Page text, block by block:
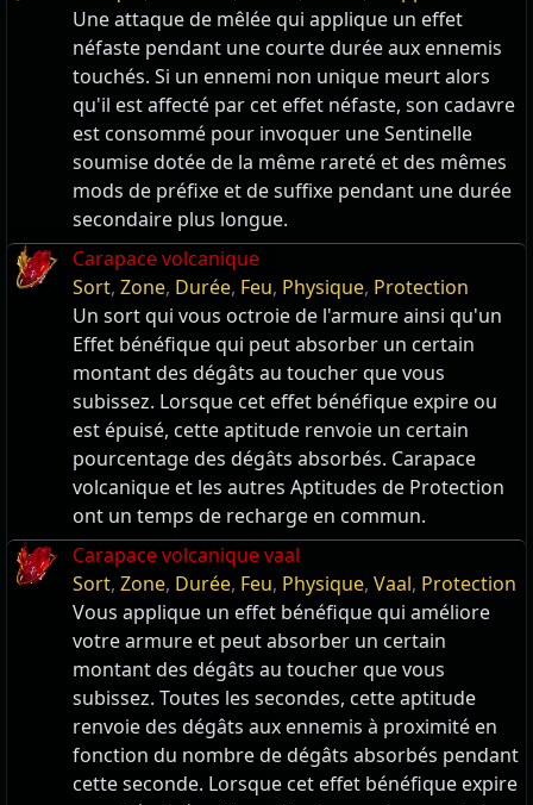
Une attaque de mêlée qui applique un effet
néfaste pendant une courte durée aux ennemis
touchés. Si un ennemi non unique meurt alors
qu'il est affecté par cet effet néfaste, son cadavre
est consommé pour invoquer une Sentinelle
soumise dotée de la même rareté et des mêmes
mods de préfixe et de suffixe pendant une durée
secondaire plus longue.
Carapace volcanique
Sort, Zone, Durée, Feu, Physique, Protection
Un sort qui vous octroie de l'armure ainsi qu'un
Effet bénéfique qui peut absorber un certain
montant des dégâts au toucher que vous
subissez. Lorsque cet effet bénéfique expire ou
est épuisé, cette aptitude renvoie un certain
pourcentage des dégâts absorbés. Carapace
volcanique et les autres Aptitudes de Protection
ont un temps de recharge en commun.
Carapace volcanique vaal
Sort, Zone, Durée, Feu, Physique, Vaal, Protection
Vous applique un effet bénéfique qui améliore
votre armure et peut absorber un certain
montant des dégâts au toucher que vous
subissez. Toutes les secondes, cette aptitude
renvoie des dégâts aux ennemis à proximité en
fonction du nombre de dégâts absorbés pendant
cette seconde. Lorsque cet effet bénéfique expire